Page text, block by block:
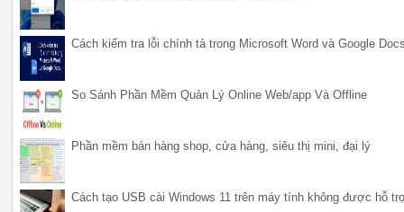
Cách kiểm tra lỗi chính tả trong Microsoft Word và Google
So Sánh Phần Mềm Quản Lý Online Web/app Và Offline
Phần mềm bán hàng shop, cửa hàng, siêu thị mini, đại lý
Cách tạo USB cài Windows 11 trên máy tính không được hỗ